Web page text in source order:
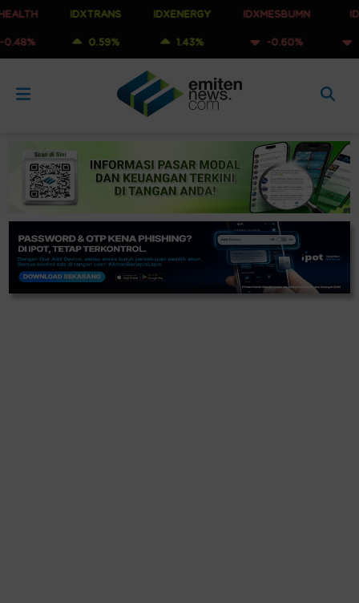
IDXTRANS
0.59%
IDXENERGY
1.43%
IDXMESBUMN
-0.60% -0.53%